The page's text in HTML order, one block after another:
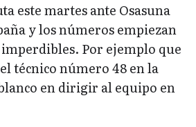
este martes ante Osasuna
y los números empiezan
imperdibles. Por ejemplo que
técnico número 48 en la
en dirigir al equipo en